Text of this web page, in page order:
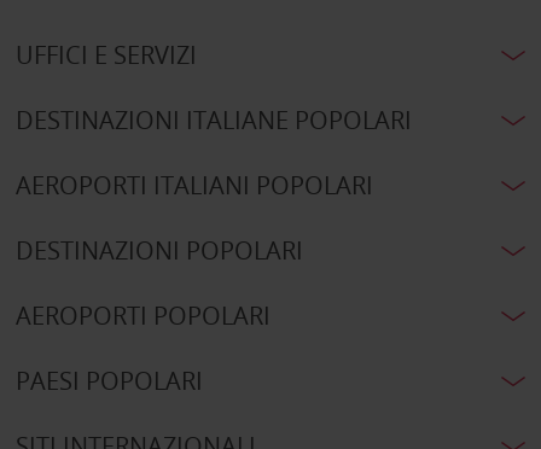
UFFICI E SERVIZI
DESTINAZIONI ITALIANE POPOLARI
AEROPORTI ITALIANI POPOLARI
DESTINAZIONI POPOLARI
AEROPORTI POPOLARI
PAESI POPOLARI